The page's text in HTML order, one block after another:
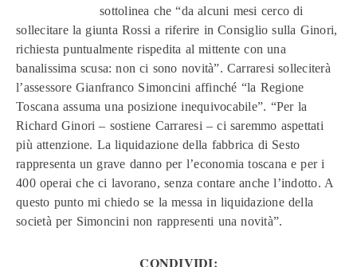
sottolinea che “da alcuni mesi cerco di
sollecitare la giunta Rossi a riferire in Consiglio sulla Ginori,
richiesta puntualmente rispedita al mittente con una
banalissima scusa: non ci sono novità”. Carraresi solleciterà
l’assessore Gianfranco Simoncini affinché “la Regione
Toscana assuma una posizione inequivocabile”. “Per la
Richard Ginori – sostiene Carraresi – ci saremmo aspettati
più attenzione. La liquidazione della fabbrica di Sesto
rappresenta un grave danno per l’economia toscana e per i
400 operai che ci lavorano, senza contare anche l’indotto. A
questo punto mi chiedo se la messa in liquidazione della
società per Simoncini non rappresenti una novità”.
CONDIVIDI: